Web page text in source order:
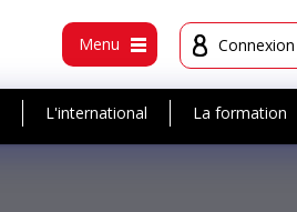
Menu Connexion
L'international La formation